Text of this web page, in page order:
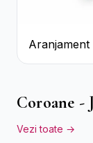
Cutie
Coroane -
Vezi toate →